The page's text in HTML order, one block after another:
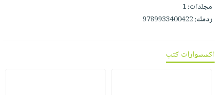
مجلدات:1
ردمك:9789933400422
اكسسوارات كتب